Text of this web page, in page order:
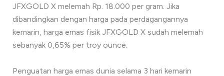
JFXGOLD X melemah Rp. 18.000 per gram. Jika
dibandingkan dengan harga pada perdagangannya
kemarin, harga emas fisik JFXGOLD X sudah melemah
sebanyak 0,65% per troy ounce.
Penguatan harga emas dunia selama 3 hari kemarin